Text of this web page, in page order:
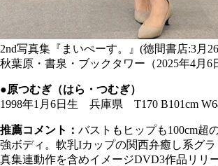
2nd写真集『まいぺーす。』(徳間書店:3月
秋葉原・書泉・ブックタワー（2025年4月6
●原つむぎ（はら・つむぎ）
1998年1月6日生 兵庫県 T170 B101cm
推薦コメント： バストもヒップも100cm超
強ボディ。軟乳Iカップの関西弁癒し系グラ
真集連動作を含めイメージDVD3作品リリ